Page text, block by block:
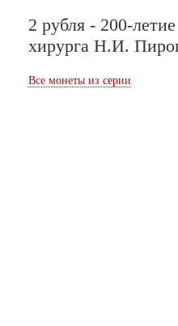
2 рубля - 200-
хирурга Н.И.
Все монеты из серии